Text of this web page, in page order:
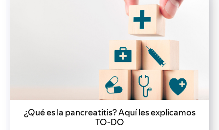
¿Qué es la pancreatitis? Aquí les explicamos
TO-DO